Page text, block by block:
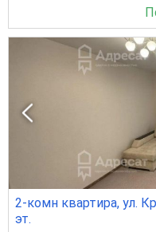
2-комн квартира, ул.
эт.